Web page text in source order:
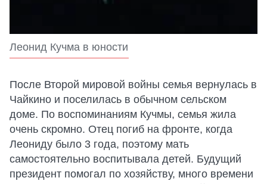
Леонид Кучма в юности
После Второй мировой войны семья вернулась в
Чайкино и поселилась в обычном сельском
доме. По воспоминаниям Кучмы, семья жила
очень скромно. Отец погиб на фронте, когда
Леониду было 3 года, поэтому мать
самостоятельно воспитывала детей. Будущий
президент помогал по хозяйству, много времени